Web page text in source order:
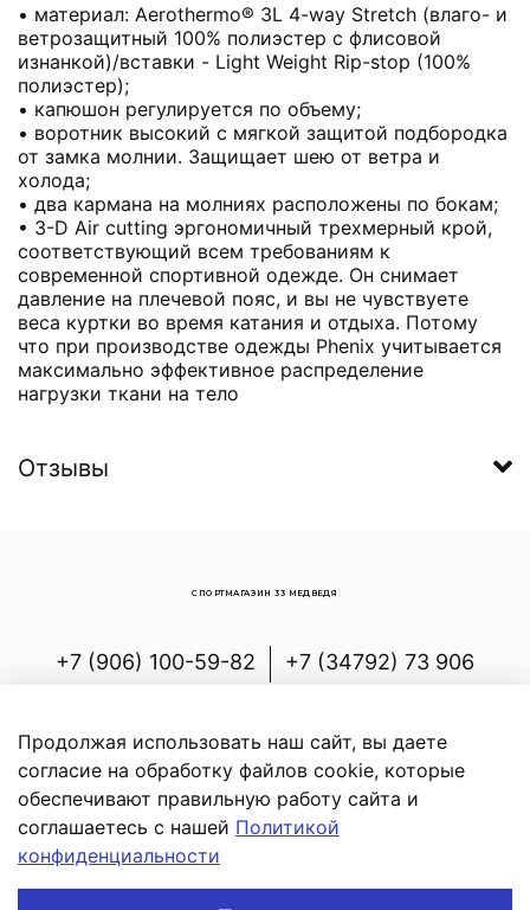
В корзину
• материал: Aerothermo® 3L 4-way Stretch (влаго- и
ветрозащитный 100% полиэстер с флисовой
изнанкой)/вставки - Light Weight Rip-stop (100%
полиэстер);
• капюшон регулируется по объему;
• воротник высокий с мягкой защитой подбородка
от замка молнии. Защищает шею от ветра и
холода;
• два кармана на молниях расположены по бокам;
• 3-D Air cutting эргономичный трехмерный крой,
соответствующий всем требованиям к
современной спортивной одежде. Он снимает
давление на плечевой пояс, и вы не чувствуете
веса куртки во время катания и отдыха. Потому
что при производстве одежды Phenix учитывается
максимально эффективное распределение
нагрузки ткани на тело
Отзывы
+7 (906) 100-59-82
+7 (34792) 73 906
Белорецкий р-н, с.Новоабзаково, ул.
Энергетиков, д.7
СПОРТМАГАЗИН 33 МЕДВЕДЯ
Продолжая использовать наш сайт, вы даете
согласие на обработку файлов cookie, которые
обеспечивают правильную работу сайта и
соглашаетесь с нашей Политикой
конфиденциальности